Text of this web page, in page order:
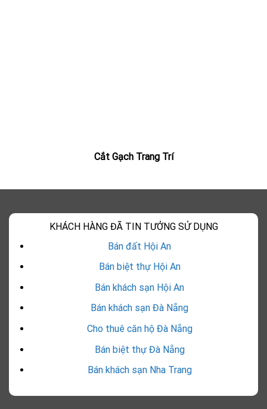
Cắt Gạch Trang Trí
KHÁCH HÀNG ĐÃ TIN TƯỞNG SỬ DỤNG
Bán đất Hội An
Bán biệt thự Hội An
Bán khách sạn Hội An
Bán khách sạn Đà Nẵng
Cho thuê căn hộ Đà Nẵng
Bán biệt thự Đà Nẵng
Bán khách sạn Nha Trang